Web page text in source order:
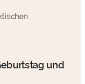
und